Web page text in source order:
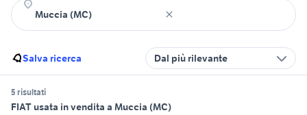
Salva ricerca Dal più rilevante
5 risultati
FIAT usata in vendita a Muccia (MC)